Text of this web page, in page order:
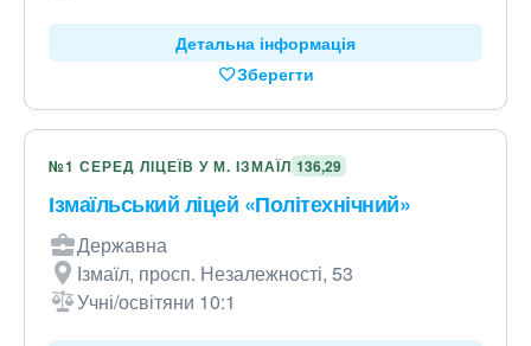
Детальна інформація
Зберегти
№1 СЕРЕД ЛІЦЕЇВ У М. ІЗМАЇЛ 136,29
Ізмаїльський ліцей «Політехнічний»
Державна
Ізмаїл, просп. Незалежності, 53
Учні/освітяни 10:1